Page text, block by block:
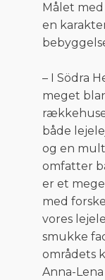
Målet
en
– I Södra
meget
både
og en
omfatter
er et
med
vores
smukke
områdets
Anna-